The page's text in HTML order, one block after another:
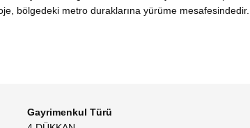
bölgedeki metro duraklarına yürüme mesafesindedir.
Gayrimenkul Türü